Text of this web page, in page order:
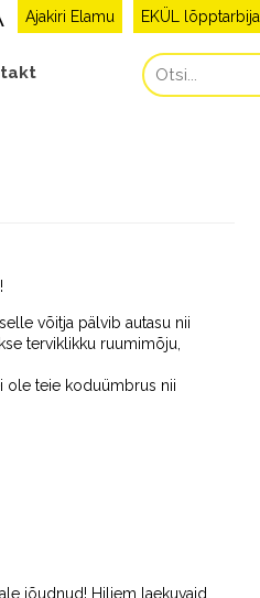
EKÜL lõpptarbija
Ajakiri Elamu
võitja pälvib autasu nii
terviklikku ruumimõju,
ole teie koduümbrus nii
jõudnud! Hiljem laekuvaid